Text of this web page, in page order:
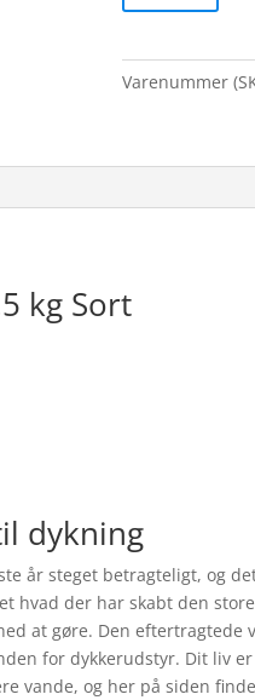
Varenummer
kg Sort
dykning
år steget betragteligt, og
hvad der har skabt den
at gøre. Den
for dykkerudstyr. Dit liv
vande, og her på siden